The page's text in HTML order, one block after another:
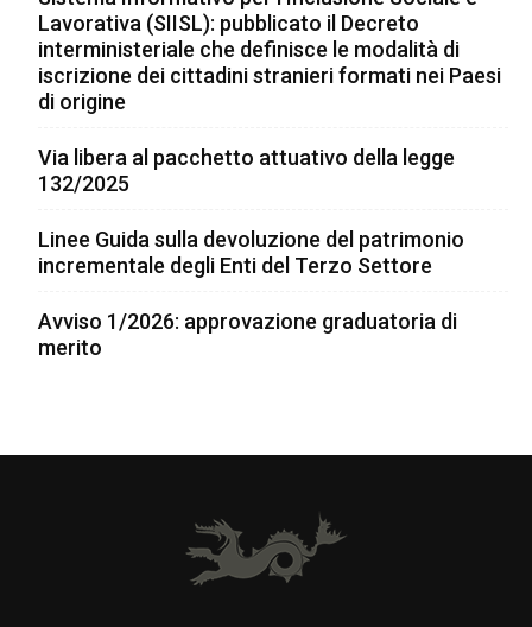
Lavorativa (SIISL): pubblicato il Decreto
interministeriale che definisce le modalità di
iscrizione dei cittadini stranieri formati nei Paesi
di origine
Via libera al pacchetto attuativo della legge
132/2025
Linee Guida sulla devoluzione del patrimonio
incrementale degli Enti del Terzo Settore
Avviso 1/2026: approvazione graduatoria di
merito